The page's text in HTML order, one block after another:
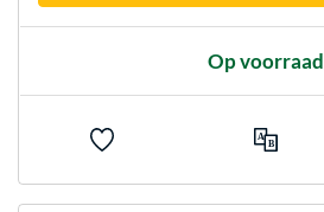
Op voorraad